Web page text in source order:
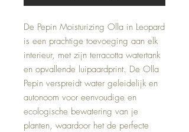
De Pepin Moisturizing Olla in Leopard
is een prachtige toevoeging aan elk
interieur, met zijn terracotta watertank
en opvallende luipaardprint. De Olla
Pepin verspreidt water geleidelijk en
autonoom voor eenvoudige en
ecologische bewatering van je
planten, waardoor het de perfecte